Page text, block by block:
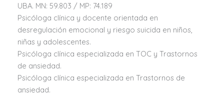
UBA. MN: 59.803 / MP: 74.189
Psicóloga clínica y docente orientada en
desregulación emocional y riesgo suicida en niños,
niñas y adolescentes.
Psicóloga clínica especializada en TOC y Trastornos
de ansiedad.
Psicóloga clínica especializada en Trastornos de
ansiedad.